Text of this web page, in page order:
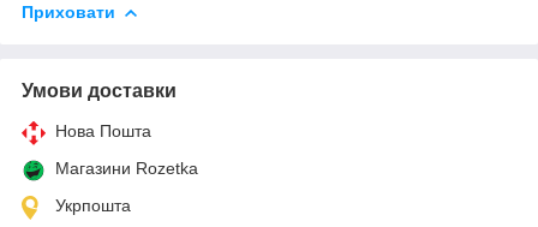
Приховати
Умови доставки
Нова Пошта
Магазини Rozetka
Укрпошта